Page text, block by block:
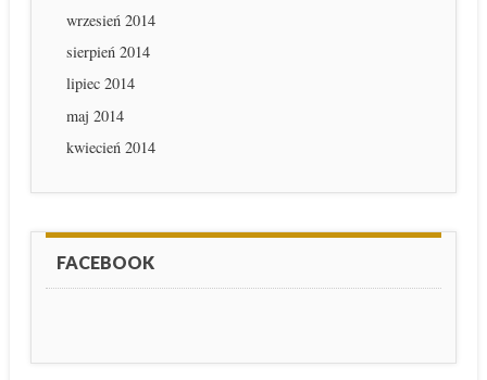
wrzesień 2014
sierpień 2014
lipiec 2014
maj 2014
kwiecień 2014
FACEBOOK